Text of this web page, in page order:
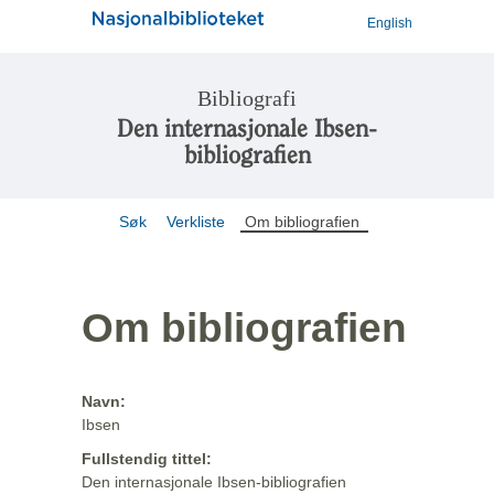
English
Bibliografi
Den internasjonale Ibsen-
bibliografien
Søk Verkliste Om bibliografien
Om bibliografien
Navn:
Ibsen
Fullstendig tittel:
Den internasjonale Ibsen-bibliografien